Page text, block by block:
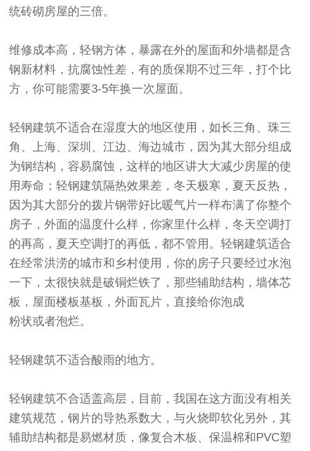
统砖砌房屋的三倍。
维修成本高，轻钢方体，暴露在外的屋面和外墙都是含
钢新材料，抗腐蚀性差，有的质保期不过三年，打个比
方，你可能需要3-5年换一次屋面。
轻钢建筑不适合在湿度大的地区使用，如长三角、珠三
角、上海、深圳、江边、海边城市，因为其大部分组成
为钢结构，容易腐蚀，这样的地区讲大大减少房屋的使
用寿命；轻钢建筑隔热效果差，冬天极寒，夏天反热，
因为其大部分的拨片钢带好比暖气片一样布满了你整个
房子，外面的温度什么样，你家里什么样，冬天空调打
的再高，夏天空调打的再低，都不管用。轻钢建筑适合
在经常洪涝的城市和乡村使用，你的房子只要经过水泡
一下，太很快就是破铜烂铁了，那些辅助结构，墙体芯
板，屋面楼板基板，外面瓦片，直接给你泡成
粉状或者泡烂。
轻钢建筑不适合酸雨的地方。
轻钢建筑不合适盖高层，目前，我国在这方面没有相关
建筑规范，钢片的导热系数大，与火烧即软化另外，其
辅助结构都是易燃材质，像复合木板、保温棉和PVC塑